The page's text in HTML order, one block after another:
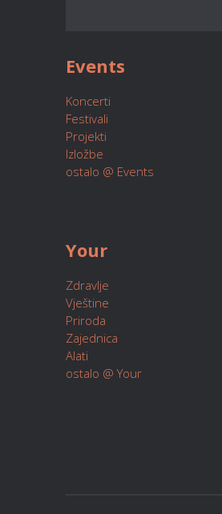
Events
Koncerti
Festivali
Projekti
Izložbe
ostalo @ Events
Your
Zdravlje
Vještine
Priroda
Zajednica
Alati
ostalo @ Your